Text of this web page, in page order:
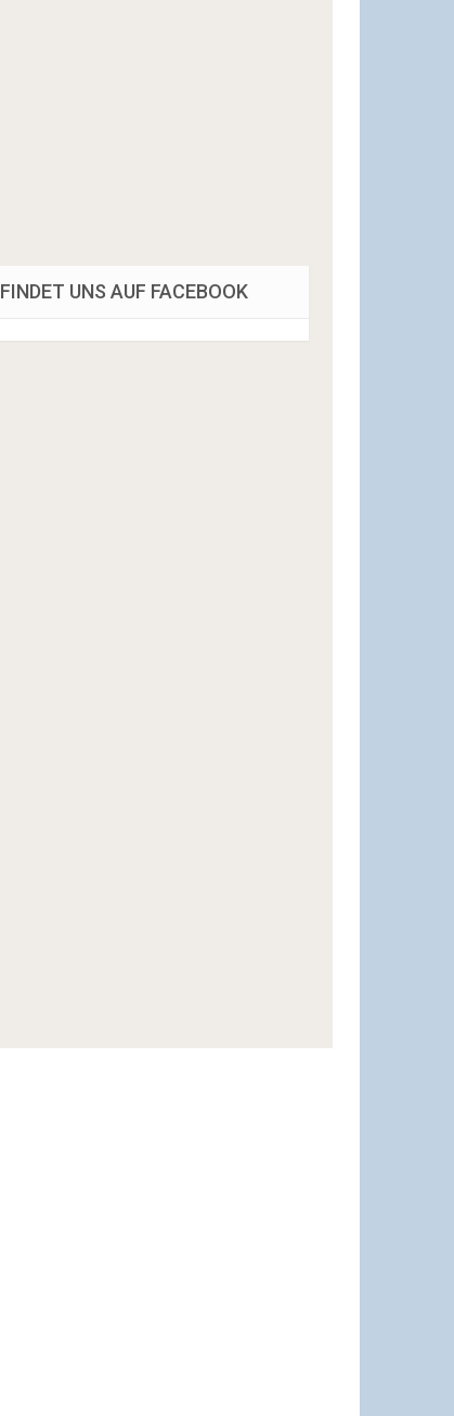
FINDET UNS AUF FACEBOOK